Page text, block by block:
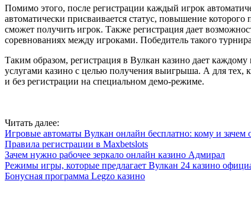
Помимо этого, после регистрации каждый игрок
автоматически присваивается статус, повышение
сможет получить игрок. Также регистрация дает
соревнованиях между игроками. Победитель такого
Таким образом, регистрация в Вулкан казино дает
услугами казино с целью получения выигрыша. А для тех,
и без регистрации на специальном демо-режиме.
Читать далее:
Игровые автоматы Вулкан онлайн бесплатно: кому и
Правила регистрации в Maxbetslots
Зачем нужно рабочее зеркало онлайн казино Адмирал
Режимы игры, которые предлагает Вулкан 24 казино
Бонусная программа Legzo казино